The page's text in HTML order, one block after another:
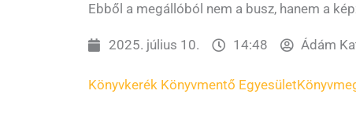
Ebből a megállóból nem a busz, hanem a
2025. július 10. 14:48 Ádám
Könyvkerék Könyvmentő Egyesület